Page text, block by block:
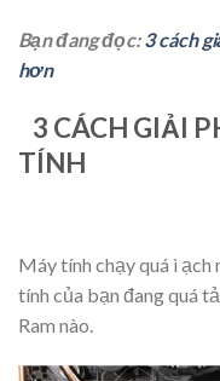
Bạn đang đọc:3 cách
hơn
3 CÁCH GIẢI
TÍNH
Máy tính chạy quá ì ạch
tính của bạn đang quá
Ram nào.